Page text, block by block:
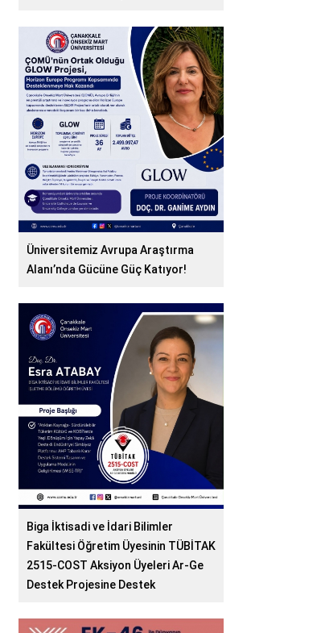
Üniversitemiz Avrupa Araştırma
Alanı’nda Gücüne Güç Katıyor!
Biga İktisadi ve İdari Bilimler
Fakültesi Öğretim Üyesinin TÜBİTAK
2515-COST Aksiyon Üyeleri Ar-Ge
Destek Projesine Destek